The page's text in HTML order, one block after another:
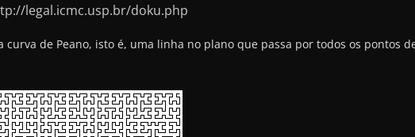
legal.icmc.usp.br/doku.php
de Peano, isto é, uma linha no plano que passa por todos os pontos